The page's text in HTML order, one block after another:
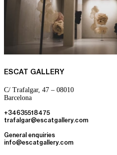
ESCAT GALLERY
C/ Trafalgar, 47 – 08010
Barcelona
+34635518475
trafalgar@escatgallery.com
General enquiries
info@escatgallery.com